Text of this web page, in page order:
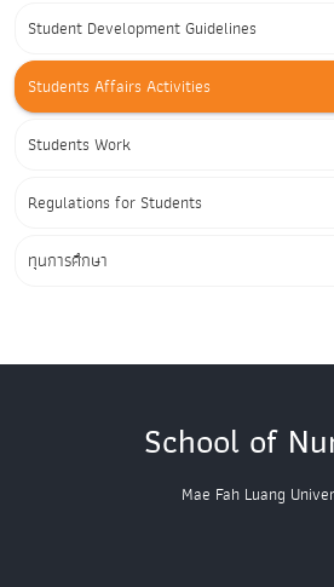
Student Development Guidelines
Students Affairs Activities
Students Work
Regulations for Students
ทุนการศึกษา
School of
Mae Fah Luang